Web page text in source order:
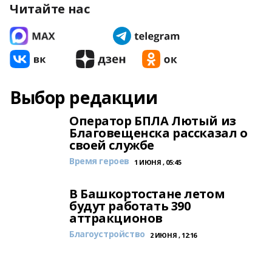
Читайте нас
Выбор редакции
Оператор БПЛА Лютый из
Благовещенска рассказал о
своей службе
Время героев 1 ИЮНЯ , 05:45
В Башкортостане летом
будут работать 390
аттракционов
Благоустройство 2 ИЮНЯ , 12:16